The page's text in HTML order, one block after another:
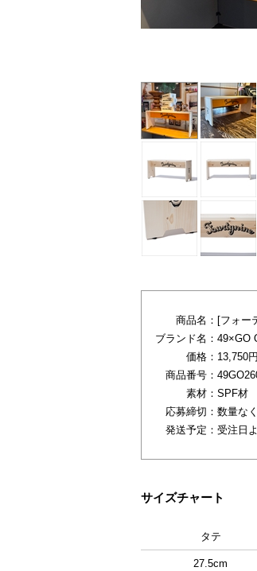
商品名： [フォー
ブランド名： 49×GO
価格： 13,750円
商品番号：
素材： SPF材
応募締切： 数量な
発送予定： 受注日
サイズチャート
タテ
27.5cm